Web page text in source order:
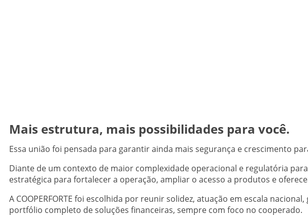
Mais estrutura, mais possibilidades para você.
Essa união foi pensada para garantir ainda mais segurança e crescimento
Diante de um contexto de maior complexidade operacional e regulatória
estratégica para fortalecer a operação, ampliar o acesso a produtos e
A COOPERFORTE foi escolhida por reunir solidez, atuação em escala
portfólio completo de soluções financeiras, sempre com foco no cooperado.